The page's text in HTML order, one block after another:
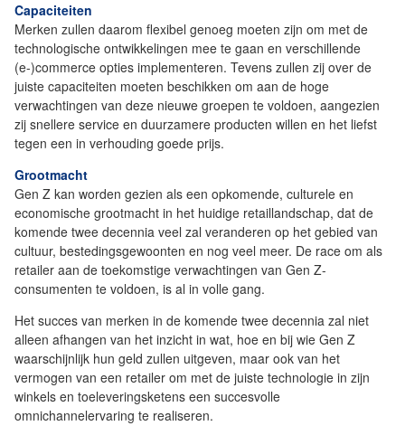
Capaciteiten
Merken zullen daarom flexibel genoeg moeten zijn om met de
technologische ontwikkelingen mee te gaan en verschillende
(e-)commerce opties implementeren. Tevens zullen zij over de
juiste capaciteiten moeten beschikken om aan de hoge
verwachtingen van deze nieuwe groepen te voldoen, aangezien
zij snellere service en duurzamere producten willen en het liefst
tegen een in verhouding goede prijs.
Grootmacht
Gen Z kan worden gezien als een opkomende, culturele en
economische grootmacht in het huidige retaillandschap, dat de
komende twee decennia veel zal veranderen op het gebied van
cultuur, bestedingsgewoonten en nog veel meer. De race om als
retailer aan de toekomstige verwachtingen van Gen Z-
consumenten te voldoen, is al in volle gang.
Het succes van merken in de komende twee decennia zal niet
alleen afhangen van het inzicht in wat, hoe en bij wie Gen Z
waarschijnlijk hun geld zullen uitgeven, maar ook van het
vermogen van een retailer om met de juiste technologie in zijn
winkels en toeleveringsketens een succesvolle
omnichannelervaring te realiseren.